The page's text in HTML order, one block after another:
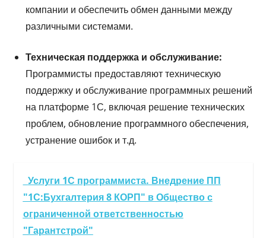
компании и обеспечить обмен данными между
различными системами.
Техническая поддержка и обслуживание:
Программисты предоставляют техническую
поддержку и обслуживание программных решений
на платформе 1С, включая решение технических
проблем, обновление программного обеспечения,
устранение ошибок и т.д.
Услуги 1С программиста. Внедрение ПП
"1С:Бухгалтерия 8 КОРП" в Общество с
ограниченной ответственностью
"Гарантстрой"